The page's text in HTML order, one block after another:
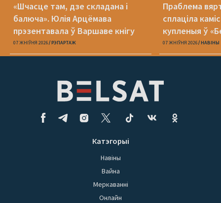
«Шчасце там, дзе складана і
балюча». Юлія Арцёмава
прэзентавала ў Варшаве кнігу
«Пока я искала слова»
07 ЖНІЎНЯ 2026 РЭПАРТАЖ
Праблема
сплаціла
купленыя ў
07 ЖНІЎНЯ 2026 НАВІНЫ
Катэгорыі
Навіны
Вайна
Меркаванні
Онлайн